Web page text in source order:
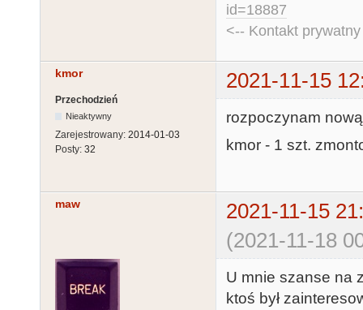
id=18887
<-- Kontakt
kmor 2021-11-15
Przechodzień
Nieaktywny
Zarejestrowany: 2014-01-03
Posty: 32
rozpoczynam
kmor - 1 szt.
maw
2021-11-15
(2021-11-18
U mnie szanse na
ktoś był